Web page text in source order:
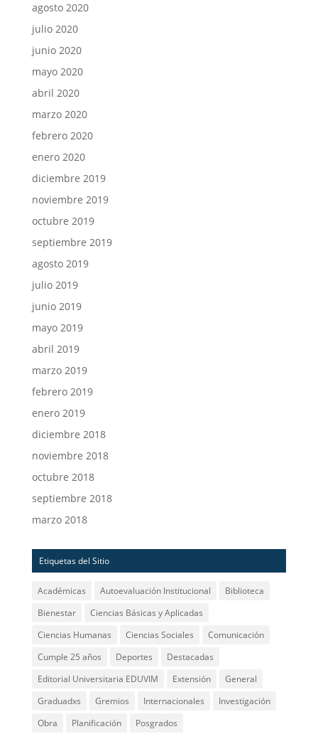
agosto 2020
julio 2020
junio 2020
mayo 2020
abril 2020
marzo 2020
febrero 2020
enero 2020
diciembre 2019
noviembre 2019
octubre 2019
septiembre 2019
agosto 2019
julio 2019
junio 2019
mayo 2019
abril 2019
marzo 2019
febrero 2019
enero 2019
diciembre 2018
noviembre 2018
octubre 2018
septiembre 2018
marzo 2018
Etiquetas del Sitio
Académicas Autoevaluación Institucional
Biblioteca
Bienestar
Ciencias Básicas y Aplicadas
Ciencias Humanas
Ciencias Sociales
Comunicación
Cumple 25 años
Deportes
Destacadas
Editorial Universitaria EDUVIM
Extensión
General
Graduadxs
Gremios Internacionales
Investigación
Obra
Planificación Posgrados